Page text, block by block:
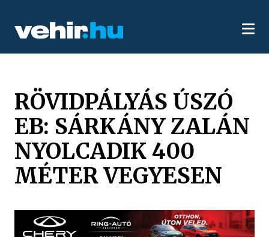
RÖVIDPÁLYÁS ÚSZÓ
EB: SÁRKÁNY ZALÁN
NYOLCADIK 400
MÉTER VEGYESEN